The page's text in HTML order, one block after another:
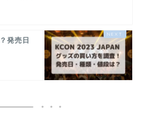
発売日